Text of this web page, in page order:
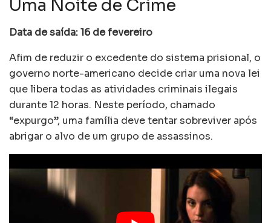
Uma Noite de Crime
Data de saída: 16 de fevereiro
Afim de reduzir o excedente do sistema prisional, o
governo norte-americano decide criar uma nova lei
que libera todas as atividades criminais ilegais
durante 12 horas. Neste período, chamado
“expurgo”, uma família deve tentar sobreviver após
abrigar o alvo de um grupo de assassinos.